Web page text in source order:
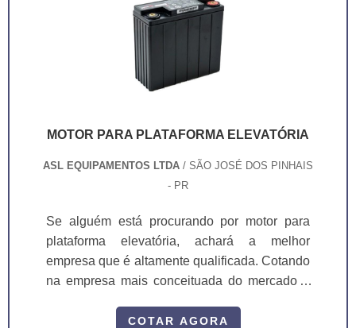
MOTOR PARA PLATAFORMA ELEVATÓRIA
ASL EQUIPAMENTOS LTDA / SÃO JOSÉ DOS PINHAIS
- PR
Se alguém está procurando por motor para
plataforma elevatória, achará a melhor
empresa que é altamente qualificada. Cotando
na empresa mais conceituada do mercado e
justo em um só lugar. Quando o tema é motorCOTAR AGORA